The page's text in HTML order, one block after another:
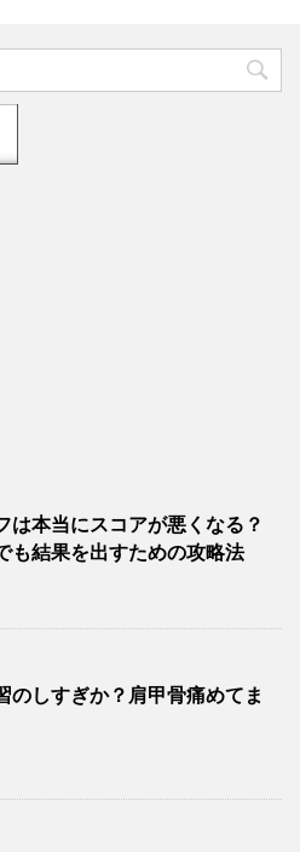
は本当にスコアが悪くなる？
も結果を出すための攻略法
のしすぎか？肩甲骨痛めてま